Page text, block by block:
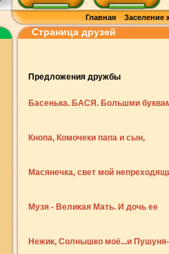
Главная Заселение
Страница друзей
Предложения дружбы
Басенька. БАСЯ. Большми
Кнопа, Комочеки папа и сын,
Сонечка, Кроша, Ягодка, Люка,
Масянечка, свет мой
Музя - Великая Мать. И дочь ее
Черниченька.
Нежик, Солнышко моё...и Пушуня-